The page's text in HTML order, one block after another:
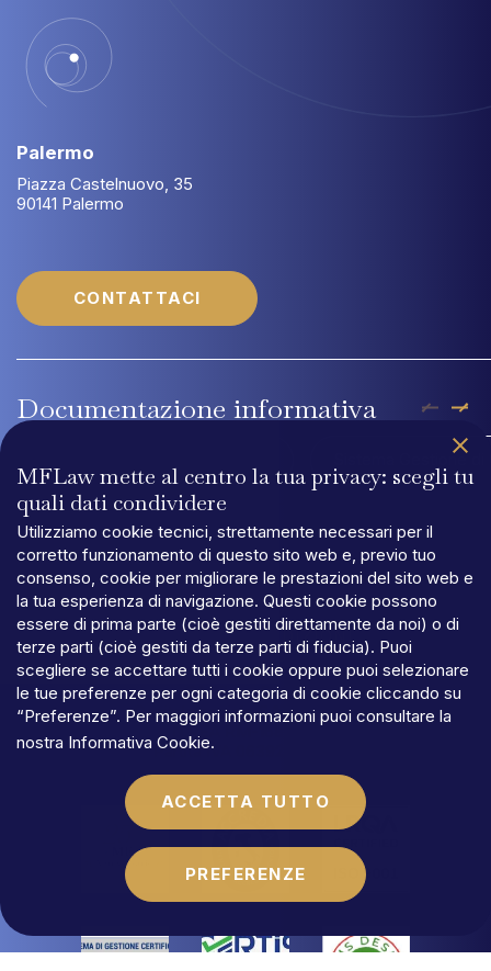
Palermo
Piazza Castelnuovo, 35
90141 Palermo
CONTATTACI
Documentazione informativa
Sistema Gestione
PRIVACY
TERMINI E CONDIZIONI
COOKIES
©MFLaw StapA
Capitale sociale € 100.000,00
N.REA
Partita IVA
MFLaw mette al centro la tua privacy: scegli tu
quali dati condividere
Utilizziamo cookie tecnici, strettamente necessari per il
corretto funzionamento di questo sito web e, previo tuo
consenso, cookie per migliorare le prestazioni del sito web e
la tua esperienza di navigazione. Questi cookie possono
essere di prima parte (cioè gestiti direttamente da noi) o di
terze parti (cioè gestiti da terze parti di fiducia). Puoi
scegliere se accettare tutti i cookie oppure puoi selezionare
le tue preferenze per ogni categoria di cookie cliccando su
“Preferenze”. Per maggiori informazioni puoi consultare la
nostra Informativa Cookie.
ACCETTA TUTTO
PREFERENZE